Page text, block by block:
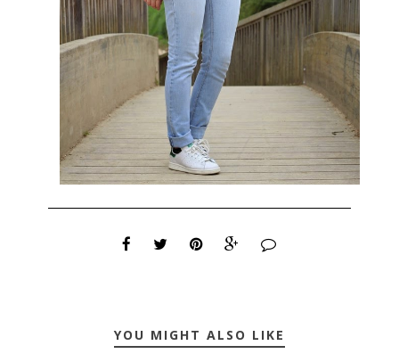
YOU MIGHT ALSO LIKE